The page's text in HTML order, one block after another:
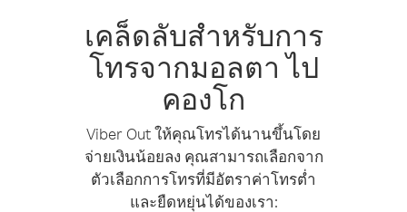
เคล็ดลับสำหรับการ
โทรจากมอลตา ไป
คองโก
Viber Out ให้คุณโทรได้นานขึ้นโดย
จ่ายเงินน้อยลง คุณสามารถเลือกจาก
ตัวเลือกการโทรที่มีอัตราค่าโทรต่ำ
และยืดหยุ่นได้ของเรา: